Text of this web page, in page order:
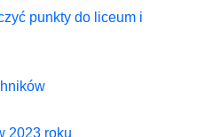
punkty do liceum i
2023 roku